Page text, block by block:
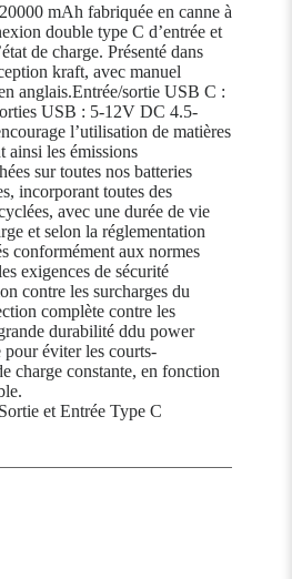
mAh fabriquée en canne à
double type C d’entrée et
de charge. Présenté dans
kraft, avec manuel
anglais.Entrée/sortie USB C :
USB : 5-12V DC 4.5-
l’utilisation de matières
ainsi les émissions
sur toutes nos batteries
incorporant toutes des
avec une durée de vie
et selon la réglementation
conformément aux normes
exigences de sécurité
contre les surcharges du
complète contre les
durabilité ddu power
éviter les courts-
charge constante, en fonction
et Entrée Type C